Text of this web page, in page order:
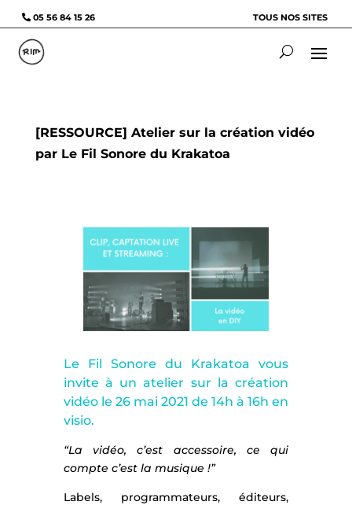
05 56 84 15 26 TOUS NOS SITES
[RESSOURCE] Atelier sur la création vidéo
par Le Fil Sonore du Krakatoa
Le Fil Sonore du Krakatoa vous
invite à un atelier sur la création
vidéo le 26 mai 2021 de 14h à 16h en
visio.
“La vidéo, c’est accessoire, ce qui
compte c’est la musique !”
Labels, programmateurs, éditeurs,